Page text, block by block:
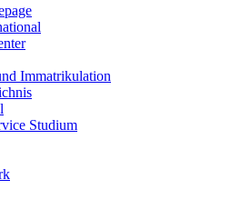
Immatrikulation
Studium